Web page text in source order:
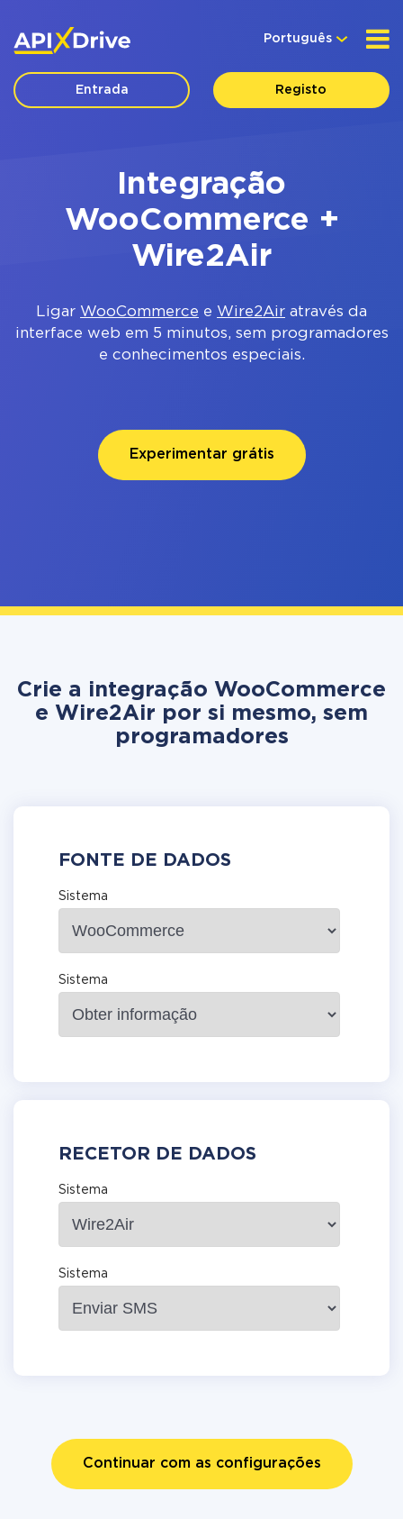
Português
Entrada Registo
Integração
WooCommerce +
Wire2Air
Ligar WooCommerce e Wire2Air através da
interface web em 5 minutos, sem programadores
e conhecimentos especiais.
Experimentar grátis
Crie a integração WooCommerce
e Wire2Air por si mesmo, sem
programadores
FONTE DE DADOS
Sistema
Sistema
RECETOR DE DADOS
Sistema
Sistema
Continuar com as configurações